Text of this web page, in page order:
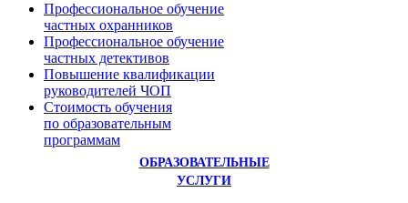
Профессиональное обучение
частных охранников
Профессиональное обучение
частных детективов
Повышение квалификации
руководителей ЧОП
Стоимость обучения
по образовательным
программам
ОБРАЗОВАТЕЛЬНЫЕ
УСЛУГИ